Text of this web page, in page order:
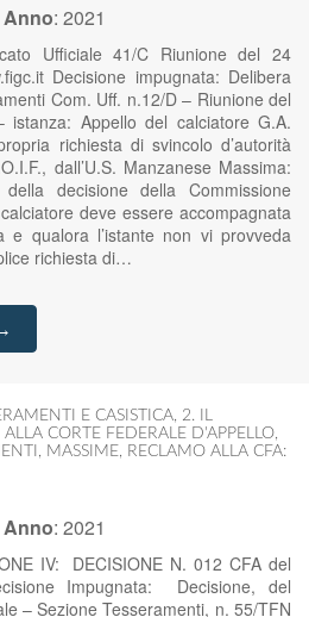
Anno: 2021
Ufficiale 41/C Riunione del 24
Decisione impugnata: Delibera
Com. Uff. n.12/D – Riunione del
istanza: Appello del calciatore G.A.
richiesta di svincolo d’autorità
dall’U.S. Manzanese Massima:
della decisione della Commissione
deve essere accompagnata
e qualora l’istante non vi provveda
richiesta di…
E CASISTICA, 2. IL
CORTE FEDERALE D'APPELLO,
, MASSIME, RECLAMO ALLA CFA:
Anno: 2021
IV: DECISIONE N. 012 CFA del
Impugnata: Decisione, del
– Sezione Tesseramenti, n. 55/TFN